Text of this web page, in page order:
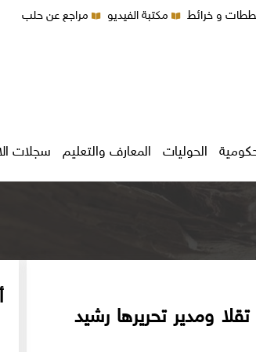
و خرائط مكتبة الفيديو مراجع عن حلب
الحوليات المعارف والتعليم سجلات
لصاحبها بشارة تقلا ومدير تحريرها رشيد